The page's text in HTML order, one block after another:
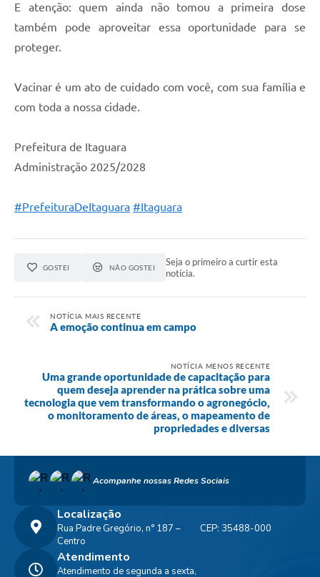
E atenção: quem ainda não tomou a primeira dose
também pode aproveitar essa oportunidade para se
proteger.
Vacinar é um ato de cuidado com você, com sua família e
com toda a nossa cidade.
Prefeitura de Itaguara
Administração 2025/2028
#PrefeituraDeItaguara #Itaguara
GOSTEI NÃO GOSTEI
Seja o primeiro a curtir esta
notícia.
NOTÍCIA MAIS RECENTE
A emoção continua em campo
NOTÍCIA MENOS RECENTE
Uma grande oportunidade de capacitação para
quem deseja aprender na prática sobre uma
tecnologia que vem transformando o agronegócio,
o monitoramento de áreas, o mapeamento de
propriedades e diversas
Acompanhe nossas Redes Sociais
Localização
Rua Padre Gregório, n° 187 –
Centro
CEP: 35488-000
Atendimento
Atendimento de segunda a sexta,